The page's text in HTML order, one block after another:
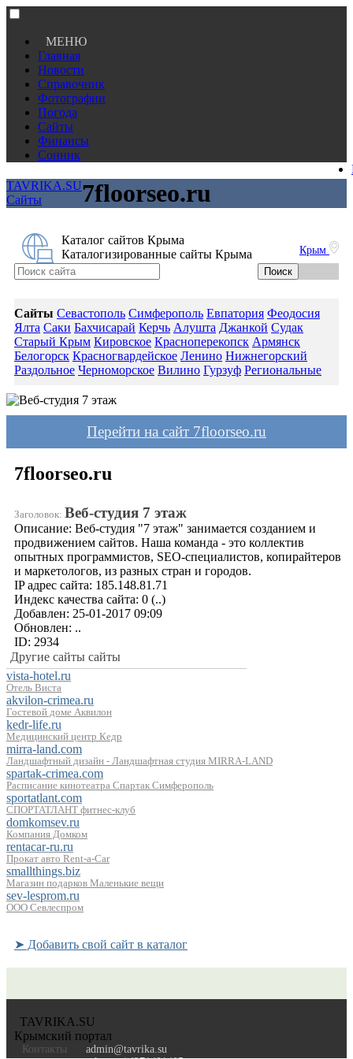
МЕНЮ
Главная
Новости
Справочник
Фотографии
Погода
Сайты
Финансы
Сонник
TAVRIKA.SU
Сайты
7floorseo.ru
Крым
Каталог сайтов Крыма
Каталогизированные сайты Крыма
Сайты Севастополь Симферополь Евпатория Феодосия
Ялта Саки Бахчисарай Керчь Алушта Джанкой Судак
Старый Крым Кировское Красноперекопск Армянск
Белогорск Красногвардейское Ленино Нижнегорский
Раздольное Черноморское Вилино Гурзуф Региональные
Перейти на сайт 7floorseo.ru
7floorseo.ru
Заголовок: Веб-студия 7 этаж
Описание: Веб-студия "7 этаж" занимается созданием и
продвижением сайтов. Наша команда - это коллектив
опытных программистов, SEO-специалистов, копирайтеров
и маркетологов, из разных стран и городов.
IP адрес сайта: 185.148.81.71
Индекс качества сайта: 0 (..)
Добавлен: 25-01-2017 09:09
Обновлен: ..
ID: 2934
Другие сайты сайты
vista-hotel.ru
Отель Виста
akvilon-crimea.ru
Гостевой доме Аквилон
kedr-life.ru
Медицинский центр Кедр
mirra-land.com
Ландшафтный дизайн - Ландшафтная студия MIRRA-LAND
spartak-crimea.com
Расписание кинотеатра Спартак Симферополь
sportatlant.com
СПОРТАТЛАНТ фитнес-клуб
domkomsev.ru
Компания Домком
rentacar-ru.ru
Прокат авто Rent-a-Car
smallthings.biz
Магазин подарков Маленькие вещи
sev-lesprom.ru
ООО Севлеспром
➤ Добавить свой сайт в каталог
TAVRIKA.SU
Крымский портал
Контакты
admin@tavrika.su